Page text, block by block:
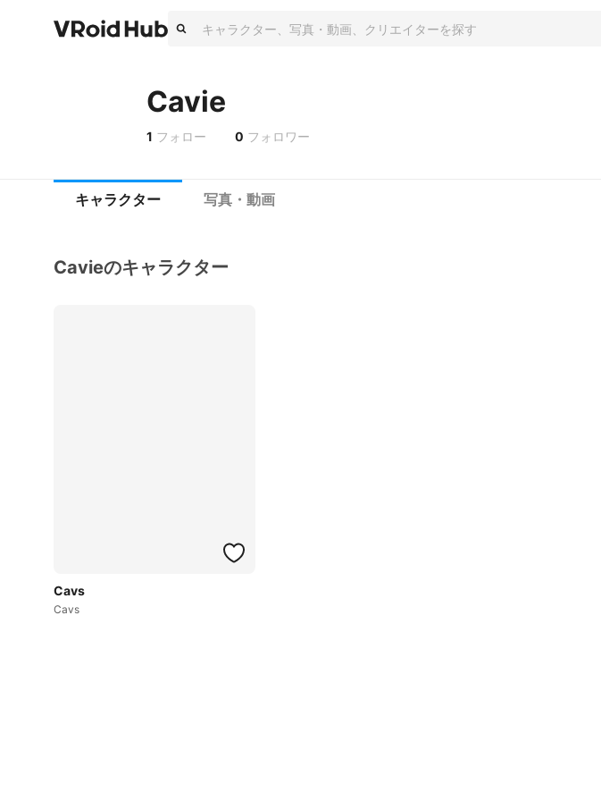
Cavie
1 フォロー 0 フォロワー
キャラクター 写真・動画
Cavieのキャラクター
Cavs
Cavs